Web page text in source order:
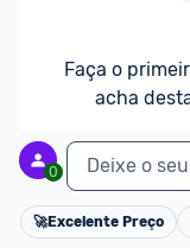
Faça o
acha
0 Deixe o
🚀Excelente Preço